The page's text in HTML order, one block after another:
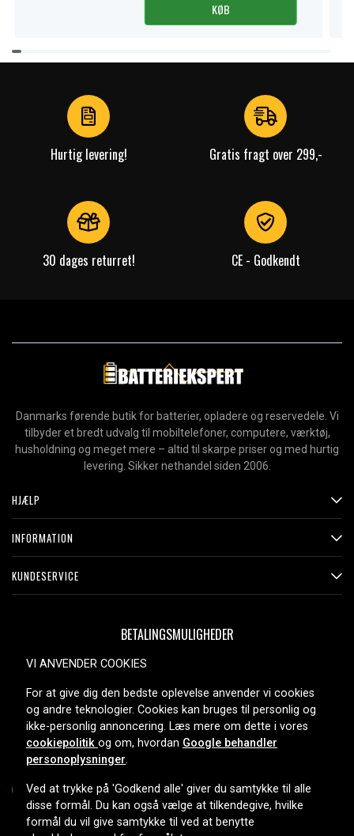
KØB
Item
1
Hurtig levering! Gratis fragt over 299,-
30 dages returret! CE - Godkendt
Danmarks førende butik for batterier, opladere og reservedele. Vi
tilbyder et bredt udvalg til mobiltelefoner, computere, værktøj,
husholdning og meget mere – altid til skarpe priser og med hurtig
levering. Sikker nethandel siden 2006.
HJÆLP
INFORMATION
KUNDESERVICE
BETALINGSMULIGHEDER
LEVERINGSMULIGHEDER
Copyright © 2026, Spares Nordic AB
VI ANVENDER COOKIES
For at give dig den bedste oplevelse anvender vi cookies
og andre teknologier. Cookies kan bruges til personlig og
ikke-personlig annoncering. Læs mere om dette i vores
cookiepolitik og om, hvordan Google behandler
personoplysninger.
Ved at trykke på 'Godkend alle' giver du samtykke til alle
disse formål. Du kan også vælge at tilkendegive, hvilke
formål du vil give samtykke til ved at benytte